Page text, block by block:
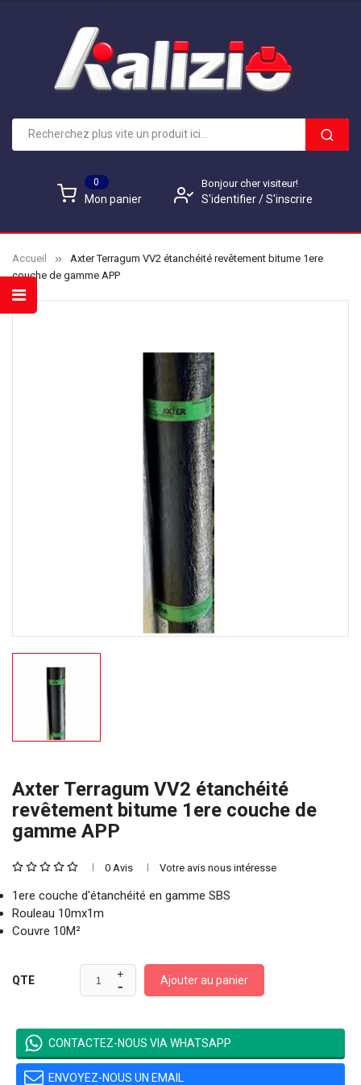
0
Mon panier
Bonjour cher visiteur!
S'identifier/ S'inscrire
Accueil
Axter Terragum VV2 étanchéité revêtement bitume 1ere
couche de gamme APP
Axter Terragum VV2 étanchéité
revêtement bitume 1ere couche de
gamme APP
0 Avis Votre avis nous intéresse
1ere couche d'étanchéité en gamme SBS
Rouleau 10mx1m
Couvre 10M²
QTE Ajouter au panier
CONTACTEZ-NOUS VIA WHATSAPP
ENVOYEZ-NOUS UN EMAIL